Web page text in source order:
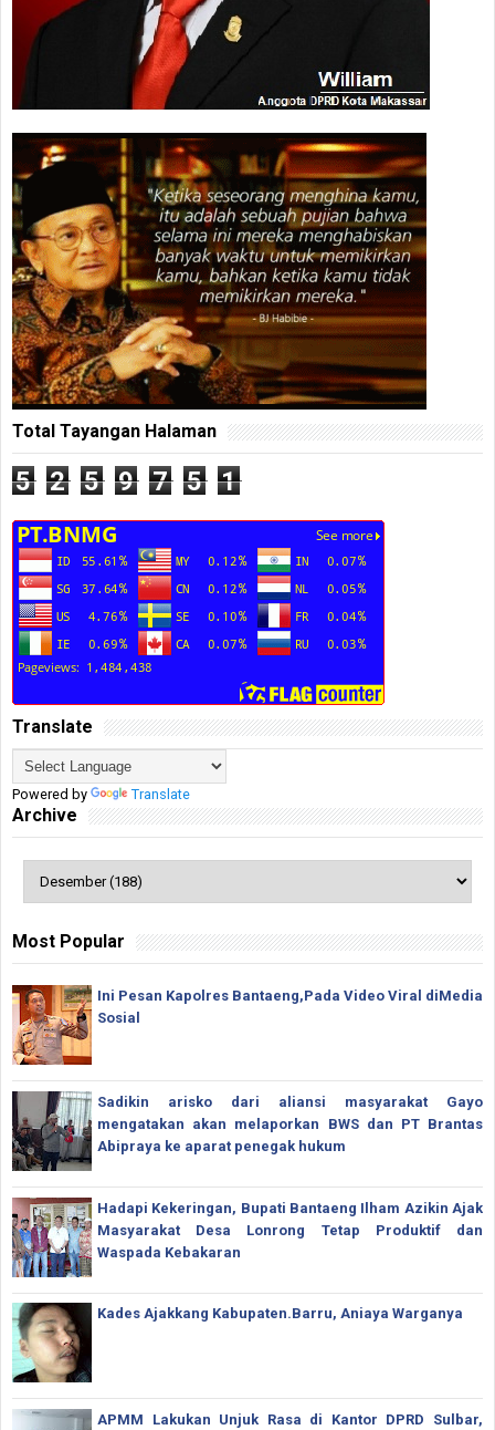
Total Tayangan Halaman
5 2 5 9 7 5 1
Translate
Powered by Translate
Archive
Most Popular
Ini Pesan Kapolres Bantaeng,Pada Video Viral diMedia
Sosial
Sadikin arisko dari aliansi masyarakat Gayo
mengatakan akan melaporkan BWS dan PT Brantas
Abipraya ke aparat penegak hukum
Hadapi Kekeringan, Bupati Bantaeng Ilham Azikin Ajak
Masyarakat Desa Lonrong Tetap Produktif dan
Waspada Kebakaran
Kades Ajakkang Kabupaten.Barru, Aniaya Warganya
APMM Lakukan Unjuk Rasa di Kantor DPRD Sulbar,